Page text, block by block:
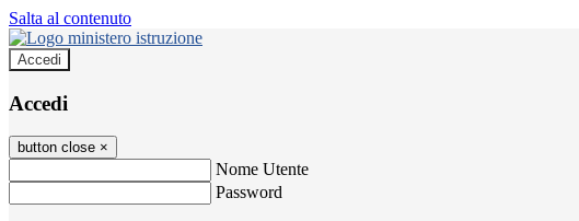
Salta al contenuto
Accedi
Accedi
button close ×
Nome Utente
Password